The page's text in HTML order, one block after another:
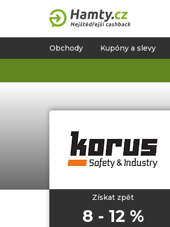
Obchody Kupóny a slevy
Získat zpět
8 - 12 %